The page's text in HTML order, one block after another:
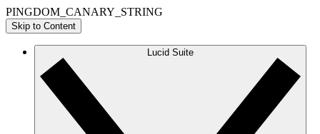
PINGDOM_CANARY_STRING
Skip to Content
Lucid Suite